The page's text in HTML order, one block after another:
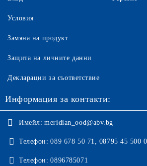
Условия
Замяна на продукт
Защита на личните данни
Декларации за съответствие
Информация за контакти:
Имейл: meridian_ood@abv.bg
Телефон: 089 678 50 71, 08795 45 500
Телефон: 0896785071